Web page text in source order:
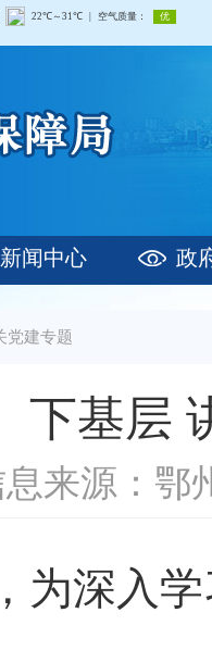
新闻中心 政
党建专题
下基层
来源：鄂
深入学